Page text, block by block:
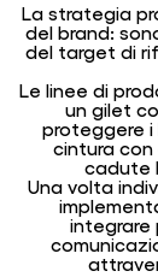
La strategia
del brand:
del target di
Le linee di
un gilet
proteggere i
cintura
cadute
Una volta
integrare